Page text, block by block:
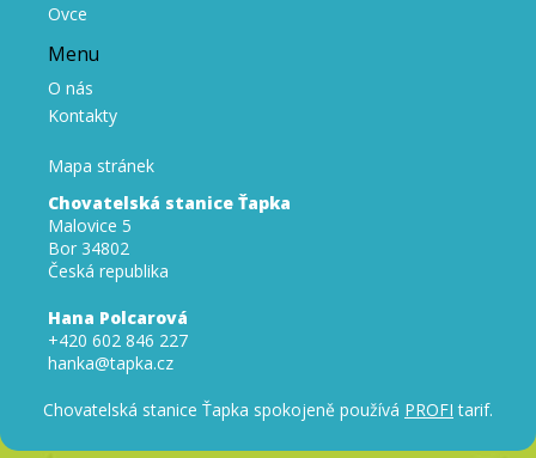
Ovce
Menu
O nás
Kontakty
Mapa stránek
Chovatelská stanice Ťapka
Malovice 5
Bor 34802
Česká republika
Hana Polcarová
+420 602 846 227
hanka@tapka.cz
Chovatelská stanice Ťapka spokojeně používá PROFI tarif.